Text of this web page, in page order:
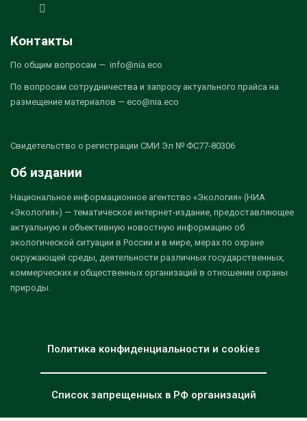
Контакты
По общим вопросам — info@nia.eco
По вопросам сотрудничества и запросу актуального прайса на
размещение материалов — eco@nia.eco
Свидетельство о регистрации СМИ Эл № ФС77-80306
Об издании
Национальное информационное агентство «Экология» (НИА
«Экология») — тематическое интернет-издание, предоставляющее
актуальную и объективную новостную информацию об
экологической ситуации в России и в мире, мерах по охране
окружающей среды, деятельности различных государственных,
коммерческих и общественных организаций в отношении охраны
природы.
Политика конфиденциальности и cookies
Список запрещенных в РФ организаций